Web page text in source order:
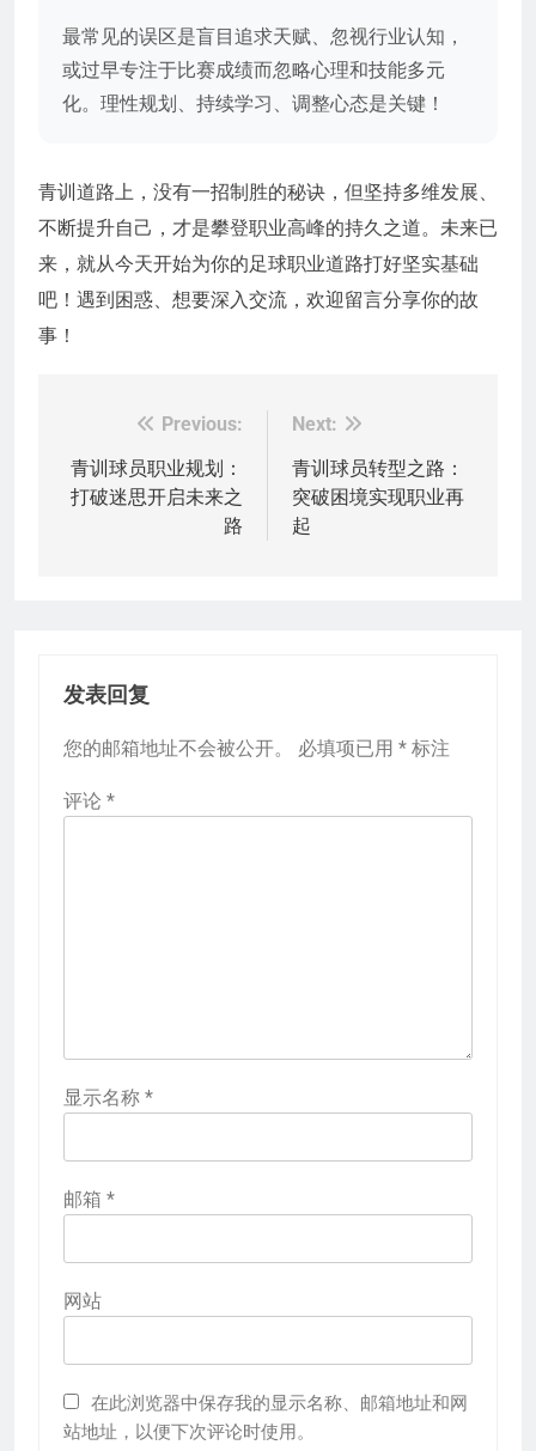
最常见的误区是盲目追求天赋、忽视行业认知，
或过早专注于比赛成绩而忽略心理和技能多元
化。理性规划、持续学习、调整心态是关键！
青训道路上，没有一招制胜的秘诀，但坚持多维发展、
不断提升自己，才是攀登职业高峰的持久之道。未来已
来，就从今天开始为你的足球职业道路打好坚实基础
吧！遇到困惑、想要深入交流，欢迎留言分享你的故
事！
章
导
Previous:
青训球员职业规划：
打破迷思开启未来之
路
Next:
青训球员转型之路：
突破困境实现职业再
起
发表回复
您的邮箱地址不会被公开。 必填项已用 * 标注
评论 *
显示名称 *
邮箱 *
网站
在此浏览器中保存我的显示名称、邮箱地址和网
站地址，以便下次评论时使用。